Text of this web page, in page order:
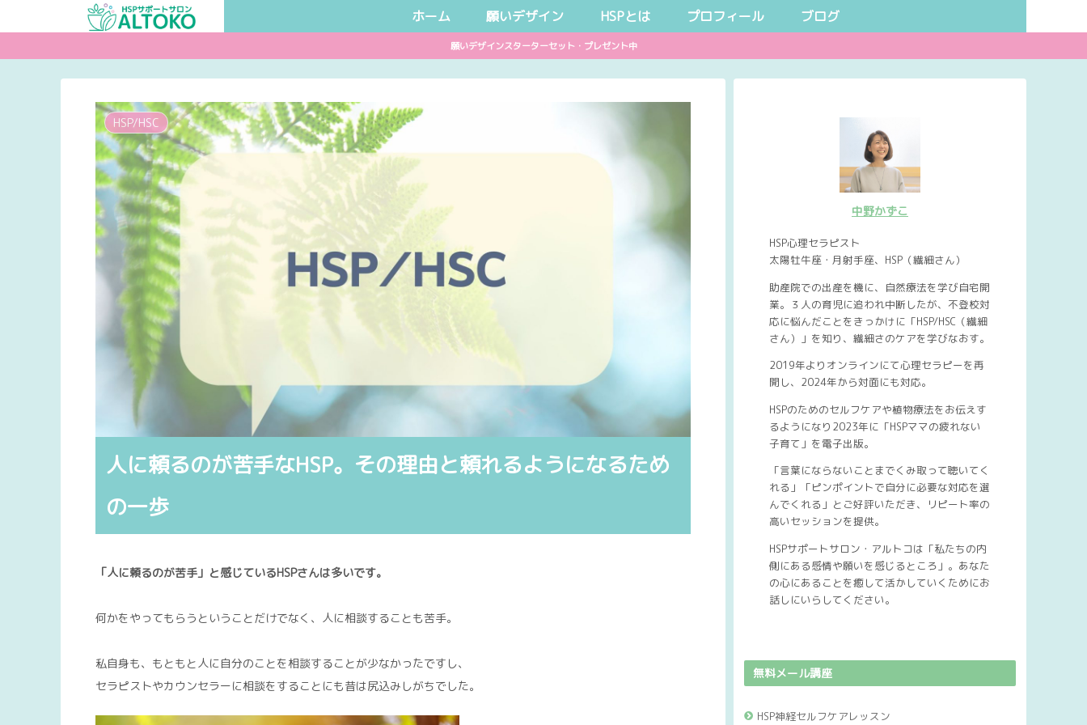
ホーム 願いデザイン HSPとは プロフィール ブログ
願いデザインスターターセット・プレゼント中
人に頼るのが苦手なHSP。その理由と頼れるようになるため
の一歩
HSP/HSC
「人に頼るのが苦手」と感じているHSPさんは多いです。
何かをやってもらうということだけでなく、人に相談することも苦手。
私自身も、もともと人に自分のことを相談することが少なかったですし、
セラピストやカウンセラーに相談をすることにも昔は尻込みしがちでした。
中野かずこ
HSP心理セラピスト
太陽牡牛座・月射手座、HSP（繊細さん）
助産院での出産を機に、自然療法を学び自宅開
業。３人の育児に追われ中断したが、不登校対
応に悩んだことをきっかけに「HSP/HSC（繊細
さん）」を知り、繊細さのケアを学びなおす。
2019年よりオンラインにて心理セラピーを再
開し、2024年から対面にも対応。
HSPのためのセルフケアや植物療法をお伝えす
るようになり2023年に「HSPママの疲れない
子育て」を電子出版。
「言葉にならないことまでくみ取って聴いてく
れる」「ピンポイントで自分に必要な対応を選
んでくれる」とご好評いただき、リピート率の
高いセッションを提供。
HSPサポートサロン・アルトコは「私たちの内
側にある感情や願いを感じるところ」。あなた
の心にあることを癒して活かしていくためにお
話しにいらしてください。
無料メール講座
HSP神経セルフケアレッスン